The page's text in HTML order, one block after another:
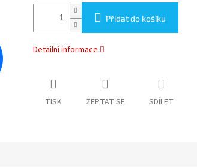
Přidat do košíku
Detailní informace
TISK ZEPTAT SE SDÍLET